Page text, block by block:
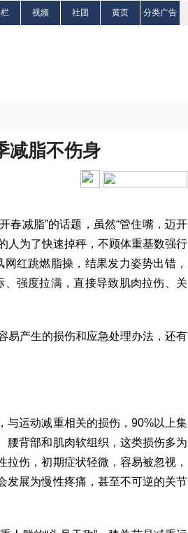
视频 社团 黄页 分类广告
减脂不伤身
春减脂”的话题，虽然“管住嘴，迈开
人为了快速掉秤，不顾体重基数强行
红跳燃脂操，结果发力姿势出错，
强度拉满，直接导致肌肉拉伤、关
易产生的损伤和应急处理办法，还有
与运动减重相关的损伤，90%以上集
腰背部和肌肉软组织，这类损伤多为
拉伤，初期症状轻微，容易被忽视，
发展为慢性疼痛，甚至不可逆的关节